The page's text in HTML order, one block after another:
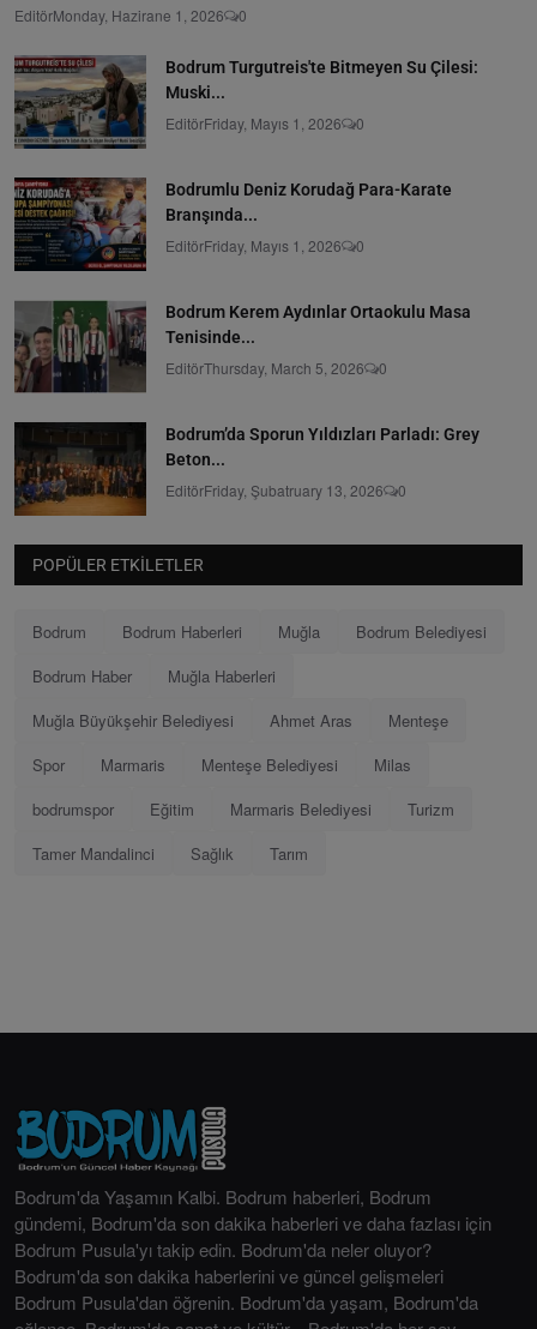
EditörMonday, Hazirane 1, 2026 0
Bodrum Turgutreis'te Bitmeyen Su Çilesi:
Muski...
EditörFriday, Mayıs 1, 2026 0
Bodrumlu Deniz Korudağ Para-Karate
Branşında...
EditörFriday, Mayıs 1, 2026 0
Bodrum Kerem Aydınlar Ortaokulu Masa
Tenisinde...
EditörThursday, March 5, 2026 0
Bodrum’da Sporun Yıldızları Parladı: Grey
Beton...
EditörFriday, Şubatruary 13, 2026 0
POPÜLER ETKILETLER
Bodrum Bodrum Haberleri Muğla
Bodrum Belediyesi
Bodrum Haber
Muğla Haberleri
Muğla Büyükşehir Belediyesi
Ahmet Aras
Menteşe
Spor
Marmaris Menteşe Belediyesi
Milas
bodrumspor
Eğitim Marmaris Belediyesi
Turizm
Tamer Mandalinci
Sağlık Tarım
Bodrum'da Yaşamın Kalbi. Bodrum haberleri, Bodrum
gündemi, Bodrum'da son dakika haberleri ve daha fazlası için
Bodrum Pusula'yı takip edin. Bodrum'da neler oluyor?
Bodrum'da son dakika haberlerini ve güncel gelişmeleri
Bodrum Pusula'dan öğrenin. Bodrum'da yaşam, Bodrum'da